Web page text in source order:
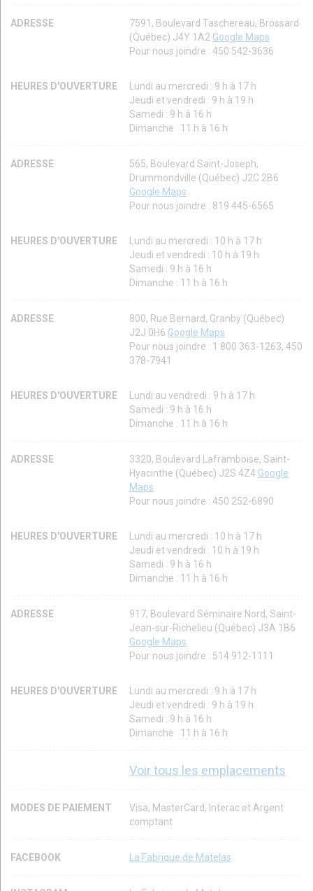
ADRESSE
7591, Boulevard Taschereau, Brossard
(Québec) J4Y 1A2 Google Maps
Pour nous joindre : 450 542-3636
HEURES D'OUVERTURE
Lundi au mercredi : 9 h à 17 h
Jeudi et vendredi : 9 h à 19 h
Samedi : 9 h à 16 h
Dimanche : 11 h à 16 h
ADRESSE
565, Boulevard Saint-Joseph,
Drummondville (Québec) J2C 2B6
Google Maps
Pour nous joindre : 819 445-6565
HEURES D'OUVERTURE
Lundi au mercredi : 10 h à 17 h
Jeudi et vendredi : 10 h à 19 h
Samedi : 9 h à 16 h
Dimanche : 11 h à 16 h
ADRESSE
800, Rue Bernard, Granby (Québec)
J2J 0H6 Google Maps
Pour nous joindre : 1 800 363-1263, 450
378-7941
HEURES D'OUVERTURE
Lundi au vendredi : 9 h à 17 h
Samedi : 9 h à 16 h
Dimanche : 11 h à 16 h
ADRESSE
3320, Boulevard Laframboise, Saint-
Hyacinthe (Québec) J2S 4Z4 Google
Maps
Pour nous joindre : 450 252-6890
HEURES D'OUVERTURE
Lundi au mercredi : 10 h à 17 h
Jeudi et vendredi : 10 h à 19 h
Samedi : 9 h à 16 h
Dimanche : 11 h à 16 h
ADRESSE
917, Boulevard Séminaire Nord, Saint-
Jean-sur-Richelieu (Québec) J3A 1B6
Google Maps
Pour nous joindre : 514 912-1111
HEURES D'OUVERTURE
Lundi au mercredi : 9 h à 17 h
Jeudi et vendredi : 9 h à 19 h
Samedi : 9 h à 16 h
Dimanche : 11 h à 16 h
Voir tous les emplacements
MODES DE PAIEMENT
Visa, MasterCard, Interac et Argent
comptant
FACEBOOK La Fabrique de Matelas